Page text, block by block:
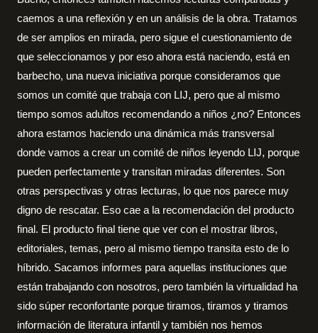
caemos a una reflexión y en un análisis de la obra. Tratamos
de ser amplios en mirada, pero sigue el cuestionamiento de
que seleccionamos y por eso ahora está naciendo, está en
barbecho, una nueva iniciativa porque consideramos que
somos un comité que trabaja con LIJ, pero que al mismo
tiempo somos adultos recomendando a niños ¿no? Entonces
ahora estamos haciendo una dinámica más transversal
donde vamos a crear un comité de niños leyendo LIJ, porque
pueden perfectamente y transitan miradas diferentes. Son
otras perspectivas y otras lecturas, lo que nos parece muy
digno de rescatar. Eso cae a la recomendación del producto
final. El producto final tiene que ver con el mostrar libros,
editoriales, temas, pero al mismo tiempo transita esto de lo
híbrido. Sacamos informes para aquellas instituciones que
están trabajando con nosotros, pero también la virtualidad ha
sido súper reconfortante porque tiramos, tiramos y tiramos
información de literatura infantil y también nos hemos